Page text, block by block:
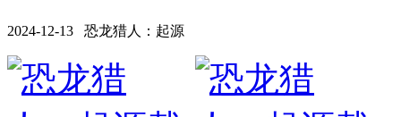
2024-12-13 恐龙猎人：起源